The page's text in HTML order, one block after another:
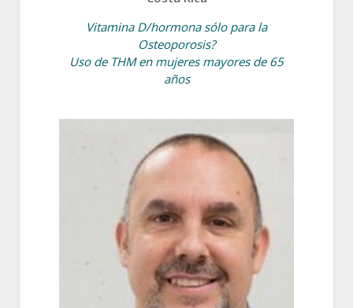
Vitamina D/hormona sólo para la
Osteoporosis?
Uso de THM en mujeres mayores de 65
años